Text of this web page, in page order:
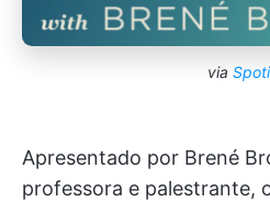
via
Apresentado por Brené
professora e palestrante,